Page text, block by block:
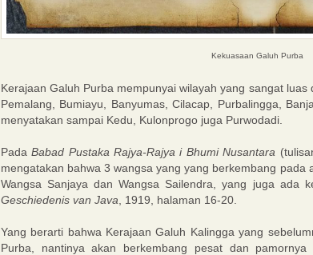
Kekuasaan Galuh Purba
Kerajaan Galuh Purba mempunyai wilayah yang sangat luas
Pemalang, Bumiayu, Banyumas, Cilacap, Purbalingga,
menyatakan sampai Kedu, Kulonprogo juga Purwodadi.
PadaBabad Pustaka Rajya-Rajya i Bhumi Nusantara
mengatakan bahwa 3 wangsa yang yang berkembang pada
Wangsa Sanjaya dan Wangsa Sailendra, yang juga ada
Geschiedenis van Java , 1919, halaman 16-20.
Yang berarti bahwa Kerajaan Galuh Kalingga yang
Purba, nantinya akan berkembang pesat dan pamornya